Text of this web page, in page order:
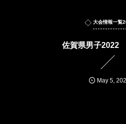
大会情報一覧
佐賀県男子2022
May 5,